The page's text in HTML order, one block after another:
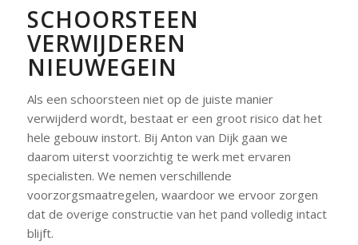
SCHOORSTEEN
VERWIJDEREN
NIEUWEGEIN
Als een schoorsteen niet op de juiste manier
verwijderd wordt, bestaat er een groot risico dat het
hele gebouw instort. Bij Anton van Dijk gaan we
daarom uiterst voorzichtig te werk met ervaren
specialisten. We nemen verschillende
voorzorgsmaatregelen, waardoor we ervoor zorgen
dat de overige constructie van het pand volledig intact
blijft.